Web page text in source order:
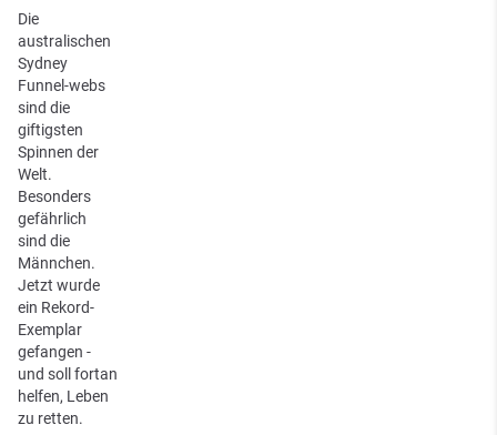
Die
australischen
Sydney
Funnel-webs
sind die
giftigsten
Spinnen der
Welt.
Besonders
gefährlich
sind die
Männchen.
Jetzt wurde
ein Rekord-
Exemplar
gefangen -
und soll fortan
helfen, Leben
zu retten.